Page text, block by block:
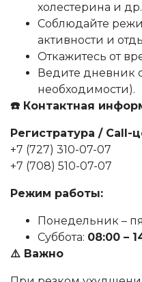
холестерина и
Соблюдайте
активности и
Откажитесь от
Ведите дневник
необходимости).
☎ Контактная
Регистратура / Call-
+7 (727) 310-07-07
+7 (708) 510-07-07
Режим работы:
Понедельник –
Суббота: 08:00 –
⚠️ Важно